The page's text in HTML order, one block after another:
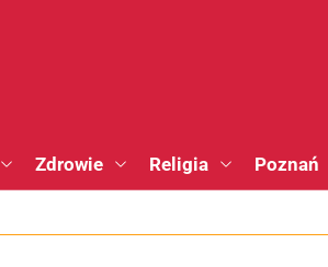
Zdrowie Religia Poznań